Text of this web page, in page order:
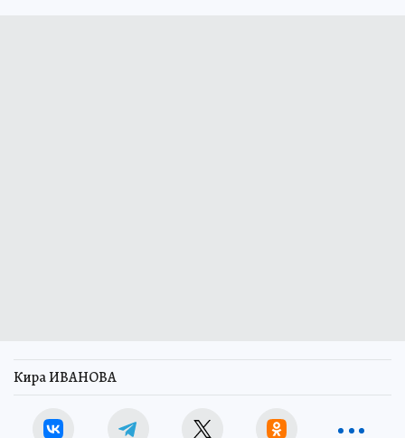
Кира ИВАНОВА